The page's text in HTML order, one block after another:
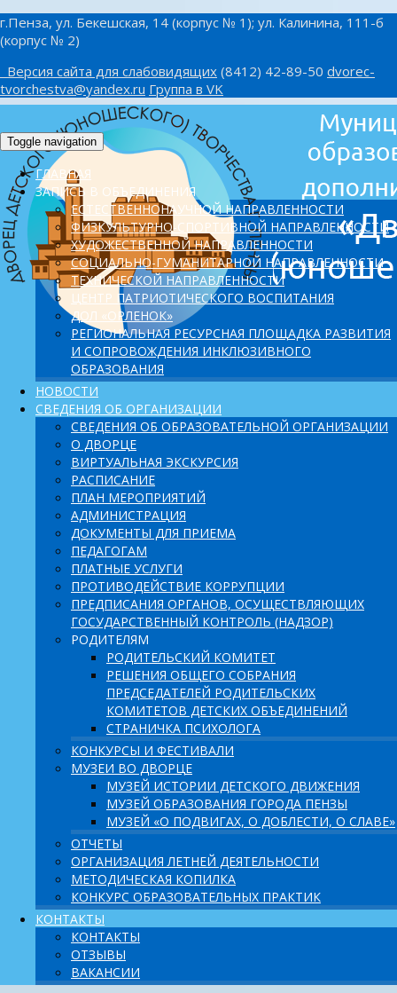
г.Пенза, ул. Бекешская, 14 (корпус № 1); ул. Калинина, 111-б
(корпус № 2)
Версия сайта для слабовидящих (8412) 42-89-50 dvorec-
tvorchestva@yandex.ru Группа в VK
Toggle navigation
ГЛАВНАЯ
ЗАПИСЬ В ОБЪЕДИНЕНИЯ
ЕСТЕСТВЕННОНАУЧНОЙ НАПРАВЛЕННОСТИ
ФИЗКУЛЬТУРНО-СПОРТИВНОЙ НАПРАВЛЕННОСТИ
ХУДОЖЕСТВЕННОЙ НАПРАВЛЕННОСТИ
СОЦИАЛЬНО-ГУМАНИТАРНОЙ НАПРАВЛЕННОСТИ
ТЕХНИЧЕСКОЙ НАПРАВЛЕННОСТИ
ЦЕНТР ПАТРИОТИЧЕСКОГО ВОСПИТАНИЯ
ДОЛ «ОРЛЕНОК»
PЕГИОНАЛЬНАЯ РЕСУРСНАЯ ПЛОЩАДКА РАЗВИТИЯ
И СОПРОВОЖДЕНИЯ ИНКЛЮЗИВНОГО
ОБРАЗОВАНИЯ
НОВОСТИ
СВЕДЕНИЯ ОБ ОРГАНИЗАЦИИ
СВЕДЕНИЯ ОБ ОБРАЗОВАТЕЛЬНОЙ ОРГАНИЗАЦИИ
О ДВОРЦЕ
ВИРТУАЛЬНАЯ ЭКСКУРСИЯ
РАСПИСАНИЕ
ПЛАН МЕРОПРИЯТИЙ
АДМИНИСТРАЦИЯ
ДОКУМЕНТЫ ДЛЯ ПРИЕМА
ПЕДАГОГАМ
ПЛАТНЫЕ УСЛУГИ
ПРОТИВОДЕЙСТВИЕ КОРРУПЦИИ
ПРЕДПИСАНИЯ ОРГАНОВ, ОСУЩЕСТВЛЯЮЩИХ
ГОСУДАРСТВЕННЫЙ КОНТРОЛЬ (НАДЗОР)
РОДИТЕЛЯМ
РОДИТЕЛЬСКИЙ КОМИТЕТ
РЕШЕНИЯ ОБЩЕГО СОБРАНИЯ
ПРЕДСЕДАТЕЛЕЙ РОДИТЕЛЬСКИХ
КОМИТЕТОВ ДЕТСКИХ ОБЪЕДИНЕНИЙ
СТРАНИЧКА ПСИХОЛОГА
КОНКУРСЫ И ФЕСТИВАЛИ
МУЗЕИ ВО ДВОРЦЕ
МУЗЕЙ ИСТОРИИ ДЕТСКОГО ДВИЖЕНИЯ
МУЗЕЙ ОБРАЗОВАНИЯ ГОРОДА ПЕНЗЫ
МУЗЕЙ «О ПОДВИГАХ, О ДОБЛЕСТИ, О СЛАВЕ»
ОТЧЕТЫ
ОРГАНИЗАЦИЯ ЛЕТНЕЙ ДЕЯТЕЛЬНОСТИ
МЕТОДИЧЕСКАЯ КОПИЛКА
КОНКУРС ОБРАЗОВАТЕЛЬНЫХ ПРАКТИК
КОНТАКТЫ
КОНТАКТЫ
ОТЗЫВЫ
ВАКАНСИИ